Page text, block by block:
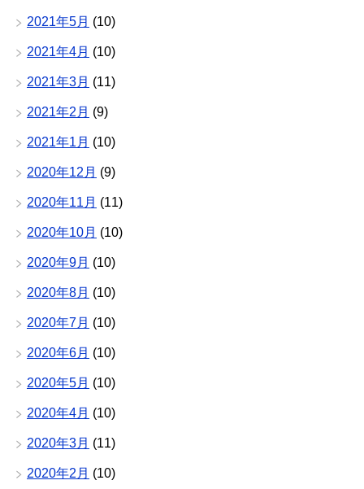
2021年5月 (10)
2021年4月 (10)
2021年3月 (11)
2021年2月 (9)
2021年1月 (10)
2020年12月 (9)
2020年11月 (11)
2020年10月 (10)
2020年9月 (10)
2020年8月 (10)
2020年7月 (10)
2020年6月 (10)
2020年5月 (10)
2020年4月 (10)
2020年3月 (11)
2020年2月 (10)